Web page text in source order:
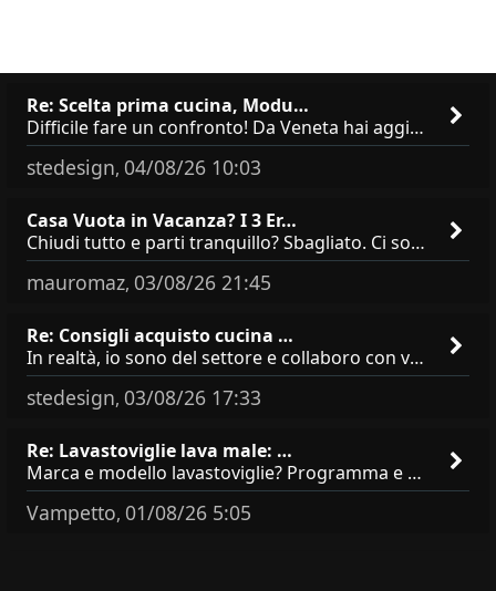
Re: Scelta prima cucina, Modu…
Difficile fare un confronto! Da Veneta hai aggiunto i pensili a tutta altezza e una colonna dispensa da 30, che da soli
stedesign, 04/08/26 10:03
Casa Vuota in Vacanza? I 3 Er…
Chiudi tutto e parti tranquillo? Sbagliato. Ci sono 3 comportamenti che dicono ai ladri &quot;sono via per due settimane
mauromaz, 03/08/26 21:45
Re: Consigli acquisto cucina …
In realtà, io sono del settore e collaboro con vari negozi, ti possono dire che sono tutti brand abbastanza simili come
stedesign, 03/08/26 17:33
Re: Lavastoviglie lava male: …
Marca e modello lavastoviglie? Programma e Deterisvo utilizzato ? Decalcificatore è regolato in in base alla durezza
Vampetto, 01/08/26 5:05